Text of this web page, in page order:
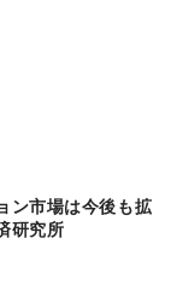
ン市場は今後も拡
研究所